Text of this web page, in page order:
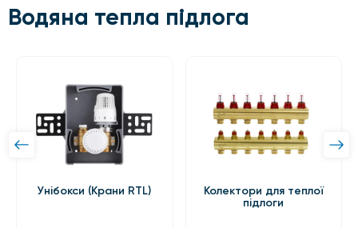
Водяна тепла підлога
Унібокси (Крани RTL)
Колектори для теплої
підлоги